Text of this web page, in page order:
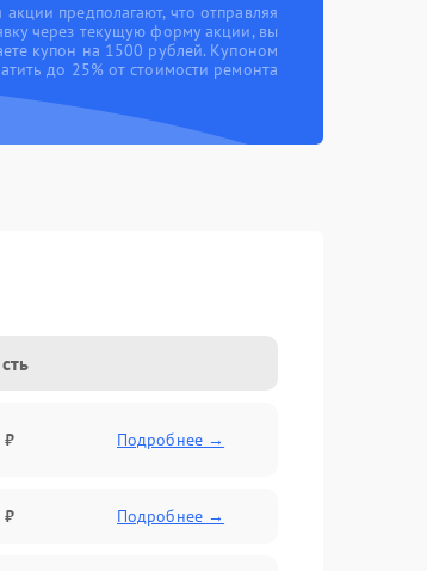
акции предполагают, что отправляя
через текущую форму акции, вы
купон на 1500 рублей. Купоном
до 25% от стоимости ремонта
₽ Подробнее →
₽ Подробнее →